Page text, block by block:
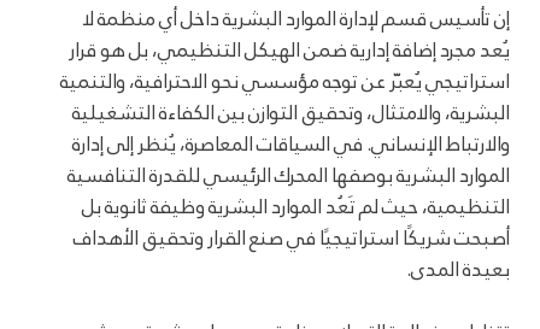
إن تأسيس قسم لإدارة الموارد البشرية داخل أي منظمة لا
يُعد مجرد إضافة إدارية ضمن الهيكل التنظيمي، بل هو قرار
استراتيجي يُعبّر عن توجه مؤسسي نحو الاحترافية، والتنمية
البشرية، والامتثال، وتحقيق التوازن بين الكفاءة التشغيلية
والارتباط الإنساني. في السياقات المعاصرة، يُنظر إلى إدارة
الموارد البشرية بوصفها المحرك الرئيسي للقدرة التنافسية
التنظيمية، حيث لم تَعُد الموارد البشرية وظيفة ثانوية بل
أصبحت شريكًا استراتيجيًا في صنع القرار وتحقيق الأهداف
بعيدة المدى.